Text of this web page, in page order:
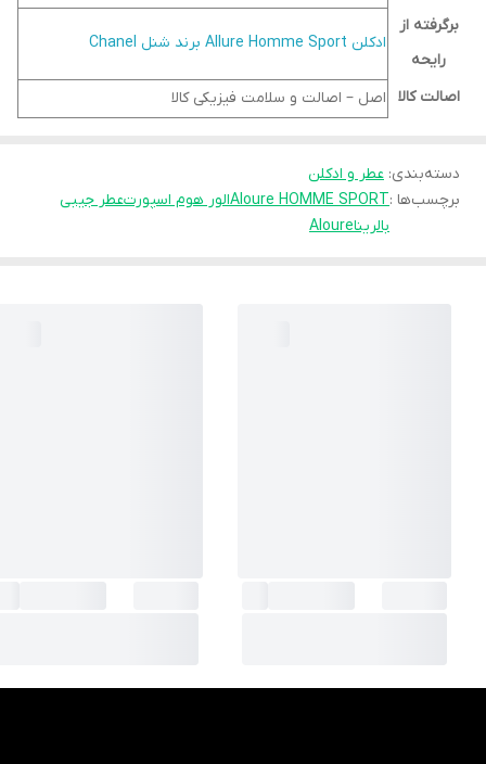
برگرفته از
رایحه
ادكلن Allure Homme Sport برند شنل Chanel
اصالت کالا اصل – اصالت و سلامت فیزیکی کالا
دسته‌بندی: عطر و ادکلن
برچسب‌ها :Aloure HOMME SPORTالور هوم اسپورتعطر جیبی
بالریناAloure